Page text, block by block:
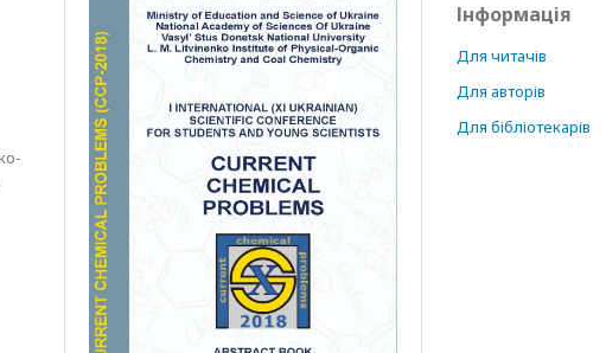
Інформація
Для читачів
Для авторів
Для бібліотекарів